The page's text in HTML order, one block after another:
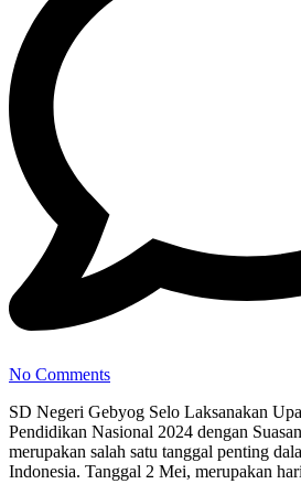
No Comments
SD Negeri Gebyog Selo Laksanakan
Pendidikan Nasional 2024 dengan
merupakan salah satu tanggal penting
Indonesia. Tanggal 2 Mei, merupakan